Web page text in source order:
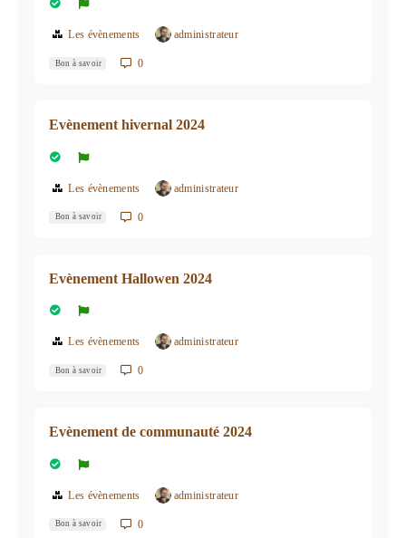
Les évènements administrateur
Bon à savoir 0
Evènement hivernal 2024
Les évènements administrateur
Bon à savoir 0
Evènement Hallowen 2024
Les évènements administrateur
Bon à savoir 0
Evènement de communauté 2024
Les évènements administrateur
Bon à savoir 0